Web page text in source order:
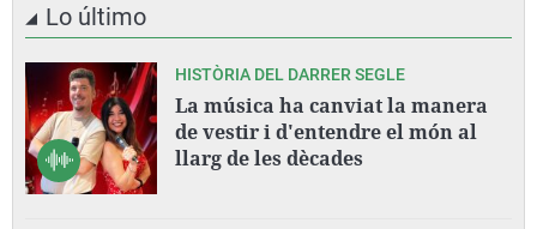
Lo último
HISTÒRIA DEL DARRER SEGLE
La música ha canviat la manera
de vestir i d'entendre el món al
llarg de les dècades